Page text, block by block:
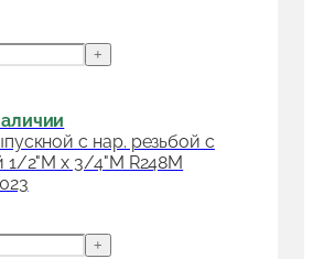
+
с нар. резьбой с
2"M x 3/4"M R248M
+
для радиаторов100